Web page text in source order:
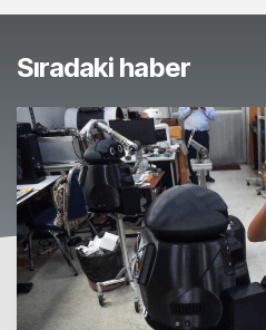
Sıradaki haber